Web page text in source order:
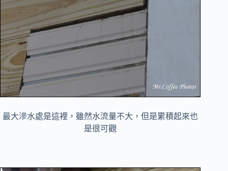
最大滲水處是這裡，雖然水流量不大，但是累積起來也
是很可觀